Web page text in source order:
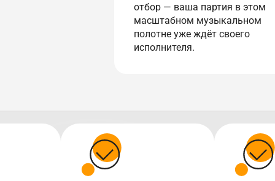
отбор — ваша партия в этом
масштабном музыкальном
полотне уже ждёт своего
исполнителя.